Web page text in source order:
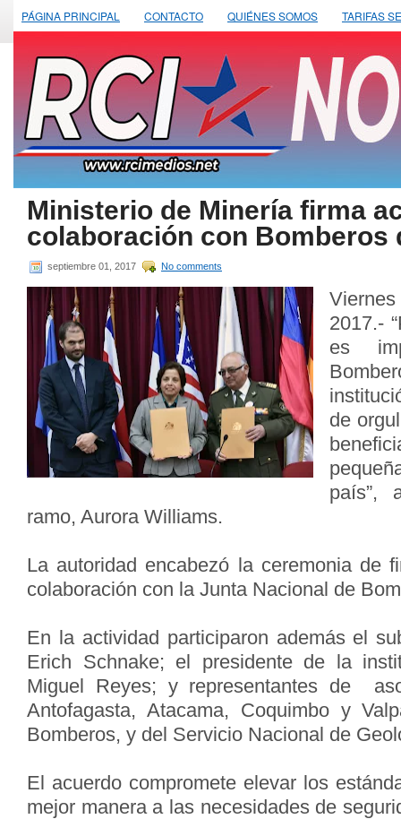
PÁGINA PRINCIPAL CONTACTO QUIÉNES SOMOS TARIFAS
Ministerio de Minería firma
colaboración con Bomberos
septiembre 01, 2017 No comments
2017.-
es
de
país”,
ramo, Aurora Williams.
La autoridad encabezó la ceremonia de
colaboración con la Junta Nacional de
En la actividad participaron además el
Erich Schnake; el presidente de la
Miguel Reyes; y representantes de
Antofagasta, Atacama, Coquimbo y
Bomberos, y del Servicio Nacional de
El acuerdo compromete elevar los
mejor manera a las necesidades de